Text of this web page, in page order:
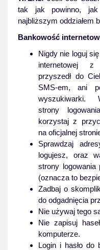
tak jak powinno,
najbliższym oddziałem
Bankowość
Nigdy nie loguj
internetowej
przyszedł do
SMS-em, ani
wyszukiwarki.
strony
korzystaj z
na oficjalnej
Sprawdzaj
logujesz, oraz
strony logowania
(oznacza to
Zadbaj o
do odgadnięcia
Nie używaj tego
Nie zapisuj
komputerze.
Login i hasło do